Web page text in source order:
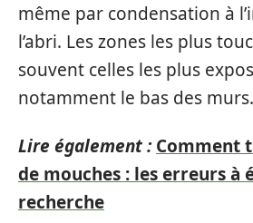
même par condensation à
l’abri. Les zones les plus
souvent celles les plus
notamment le bas des murs.
Lire également : Comment
de mouches : les erreurs à
recherche